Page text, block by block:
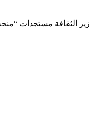
الثقافة مستجدات